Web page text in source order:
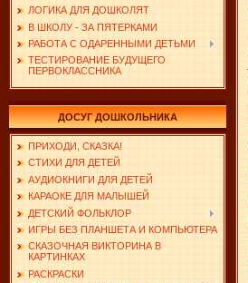
ЛОГИКА ДЛЯ ДОШКОЛЯТ
В ШКОЛУ - ЗА ПЯТЕРКАМИ
РАБОТА С ОДАРЕННЫМИ ДЕТЬМИ
ТЕСТИРОВАНИЕ БУДУЩЕГО
ПЕРВОКЛАССНИКА
ДОСУГ ДОШКОЛЬНИКА
ПРИХОДИ, СКАЗКА!
СТИХИ ДЛЯ ДЕТЕЙ
АУДИОКНИГИ ДЛЯ ДЕТЕЙ
КАРАОКЕ ДЛЯ МАЛЫШЕЙ
ДЕТСКИЙ ФОЛЬКЛОР
ИГРЫ БЕЗ ПЛАНШЕТА И КОМПЬЮТЕРА
СКАЗОЧНАЯ ВИКТОРИНА В
КАРТИНКАХ
РАСКРАСКИ